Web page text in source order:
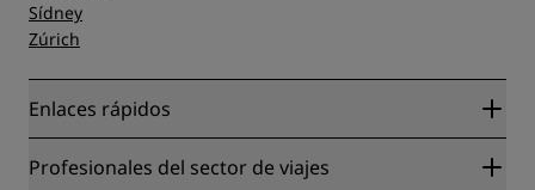
Sídney
Zúrich
Enlaces rápidos
Radisson Rewards
Profesionales del sector de viajes